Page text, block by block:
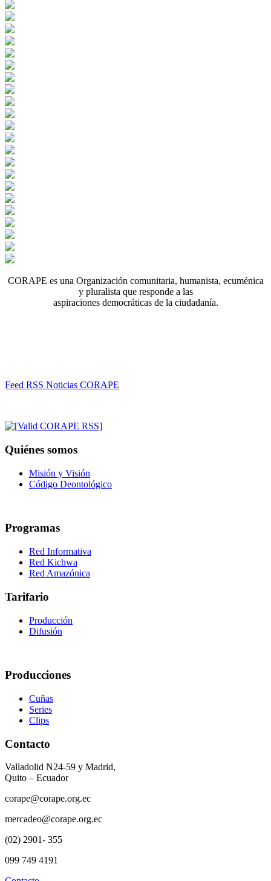
CORAPE es una Organización comunitaria, humanista, ecuménica
y pluralista que responde a las
aspiraciones democráticas de la ciudadanía.
Feed RSS Noticias CORAPE
Quiénes somos
Misión y Visión
Código Deontológico
Programas
Red Informativa
Red Kichwa
Red Amazónica
Tarifario
Producción
Difusión
Producciones
Cuñas
Series
Clips
Contacto
Valladolid N24-59 y Madrid,
Quito – Ecuador
corape@corape.org.ec
mercadeo@corape.org.ec
(02) 2901- 355
099 749 4191